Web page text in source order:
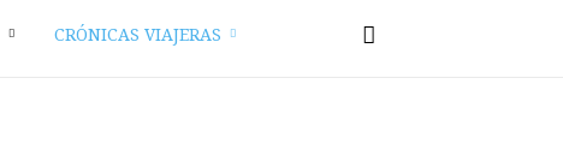
CRÓNICAS VIAJERAS